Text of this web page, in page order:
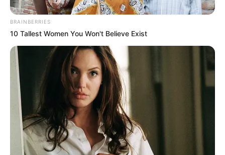
BRAINBERRIES
10 Tallest Women You Won't Believe Exist